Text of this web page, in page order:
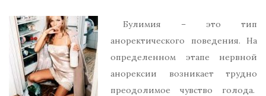
Булимия – это тип
аноректического поведения. На
определенном этапе нервной
анорексии возникает трудно
преодолимое чувство голода.